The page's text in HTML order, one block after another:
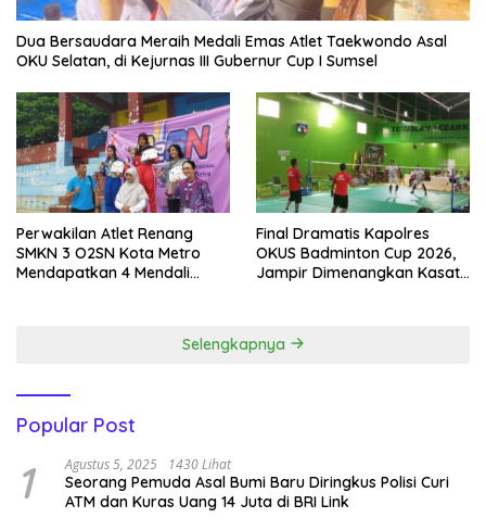
Dua Bersaudara Meraih Medali Emas Atlet Taekwondo Asal
OKU Selatan, di Kejurnas III Gubernur Cup I Sumsel
Perwakilan Atlet Renang
SMKN 3 O2SN Kota Metro
Mendapatkan 4 Mendali
Final Dramatis Kapolres
OKUS Badminton Cup 2026,
Jampir Dimenangkan Kasat
Selengkapnya
Popular Post
1 Agustus 5, 2025 1430 Lihat
Seorang Pemuda Asal Bumi Baru Diringkus Polisi Curi
ATM dan Kuras Uang 14 Juta di BRI Link